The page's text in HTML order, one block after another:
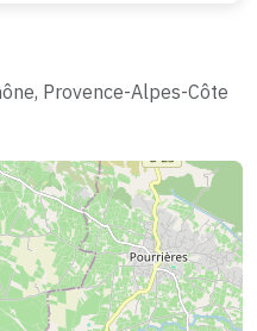
Provence-Alpes-Côte